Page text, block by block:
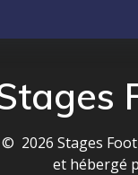
© 2026 Stages
et hébergé